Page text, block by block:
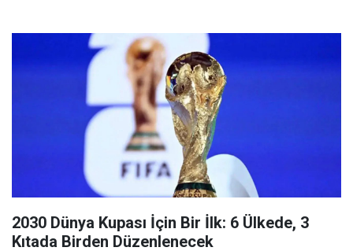
2030 Dünya Kupası İçin Bir İlk: 6 Ülkede, 3
Kıtada Birden Düzenlenecek